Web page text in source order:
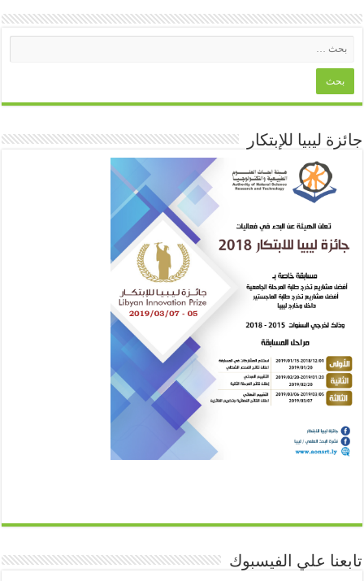
جائزة ليبيا للإبتكار
تابعنا علي الفيسبوك